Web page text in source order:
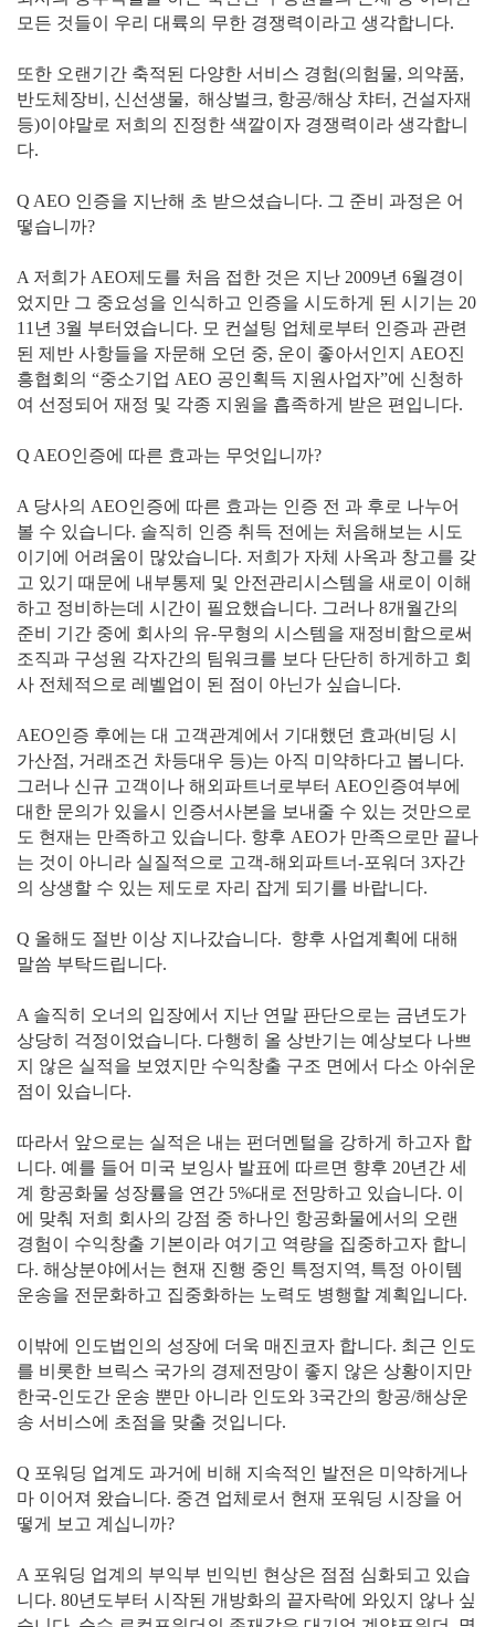
모든 것들이 우리 대륙의 무한 경쟁력이라고 생각합니다.
또한 오랜기간 축적된 다양한 서비스 경험(의험물, 의약품,
반도체장비, 신선생물, 해상벌크, 항공/해상 챠터, 건설자재
등)이야말로 저희의 진정한 색깔이자 경쟁력이라 생각합니
다.
Q AEO 인증을 지난해 초 받으셨습니다. 그 준비 과정은 어
떻습니까?
A 저희가 AEO제도를 처음 접한 것은 지난 2009년 6월경이
었지만 그 중요성을 인식하고 인증을 시도하게 된 시기는 20
11년 3월 부터였습니다. 모 컨설팅 업체로부터 인증과 관련
된 제반 사항들을 자문해 오던 중, 운이 좋아서인지 AEO진
흥협회의 “중소기업 AEO 공인획득 지원사업자”에 신청하
여 선정되어 재정 및 각종 지원을 흡족하게 받은 편입니다.
Q AEO인증에 따른 효과는 무엇입니까?
A 당사의 AEO인증에 따른 효과는 인증 전 과 후로 나누어
볼 수 있습니다. 솔직히 인증 취득 전에는 처음해보는 시도
이기에 어려움이 많았습니다. 저희가 자체 사옥과 창고를 갖
고 있기 때문에 내부통제 및 안전관리시스템을 새로이 이해
하고 정비하는데 시간이 필요했습니다. 그러나 8개월간의
준비 기간 중에 회사의 유-무형의 시스템을 재정비함으로써
조직과 구성원 각자간의 팀워크를 보다 단단히 하게하고 회
사 전체적으로 레벨업이 된 점이 아닌가 싶습니다.
AEO인증 후에는 대 고객관계에서 기대했던 효과(비딩 시
가산점, 거래조건 차등대우 등)는 아직 미약하다고 봅니다.
그러나 신규 고객이나 해외파트너로부터 AEO인증여부에
대한 문의가 있을시 인증서사본을 보내줄 수 있는 것만으로
도 현재는 만족하고 있습니다. 향후 AEO가 만족으로만 끝나
는 것이 아니라 실질적으로 고객-해외파트너-포워더 3자간
의 상생할 수 있는 제도로 자리 잡게 되기를 바랍니다.
Q 올해도 절반 이상 지나갔습니다. 향후 사업계획에 대해
말씀 부탁드립니다.
A 솔직히 오너의 입장에서 지난 연말 판단으로는 금년도가
상당히 걱정이었습니다. 다행히 올 상반기는 예상보다 나쁘
지 않은 실적을 보였지만 수익창출 구조 면에서 다소 아쉬운
점이 있습니다.
따라서 앞으로는 실적은 내는 펀더멘털을 강하게 하고자 합
니다. 예를 들어 미국 보잉사 발표에 따르면 향후 20년간 세
계 항공화물 성장률을 연간 5%대로 전망하고 있습니다. 이
에 맞춰 저희 회사의 강점 중 하나인 항공화물에서의 오랜
경험이 수익창출 기본이라 여기고 역량을 집중하고자 합니
다. 해상분야에서는 현재 진행 중인 특정지역, 특정 아이템
운송을 전문화하고 집중화하는 노력도 병행할 계획입니다.
이밖에 인도법인의 성장에 더욱 매진코자 합니다. 최근 인도
를 비롯한 브릭스 국가의 경제전망이 좋지 않은 상황이지만
한국-인도간 운송 뿐만 아니라 인도와 3국간의 항공/해상운
송 서비스에 초점을 맞출 것입니다.
Q 포워딩 업계도 과거에 비해 지속적인 발전은 미약하게나
마 이어져 왔습니다. 중견 업체로서 현재 포워딩 시장을 어
떻게 보고 계십니까?
A 포워딩 업계의 부익부 빈익빈 현상은 점점 심화되고 있습
니다. 80년도부터 시작된 개방화의 끝자락에 와있지 않나 싶